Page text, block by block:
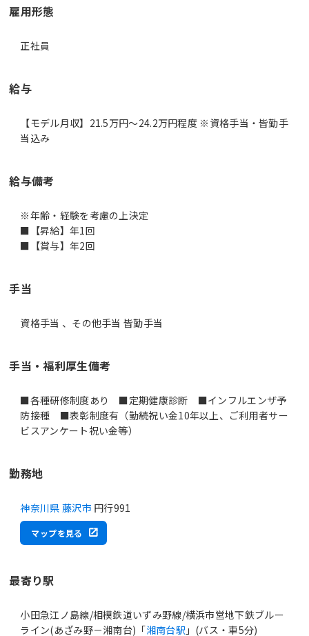
雇用形態
正社員
給与
【モデル月収】21.5万円〜24.2万円程度 ※資格手当・皆勤手
当込み
給与備考
※年齢・経験を考慮の上決定
■【昇給】年1回
■【賞与】年2回
手当
資格手当 、その他手当 皆勤手当
手当・福利厚生備考
■各種研修制度あり ■定期健康診断 ■インフルエンザ予
防接種 ■表彰制度有（勤続祝い金10年以上、ご利用者サー
ビスアンケート祝い金等）
勤務地
神奈川県 藤沢市 円行991
マップを見る
最寄り駅
小田急江ノ島線/相模鉄道いずみ野線/横浜市営地下鉄ブルー
ライン(あざみ野－湘南台)「湘南台駅 」(バス・車5分)